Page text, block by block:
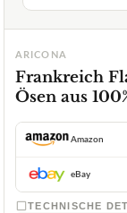
ARICONA
Frankreich
Ösen aus
Amazon
eBay
TECHNISCHE